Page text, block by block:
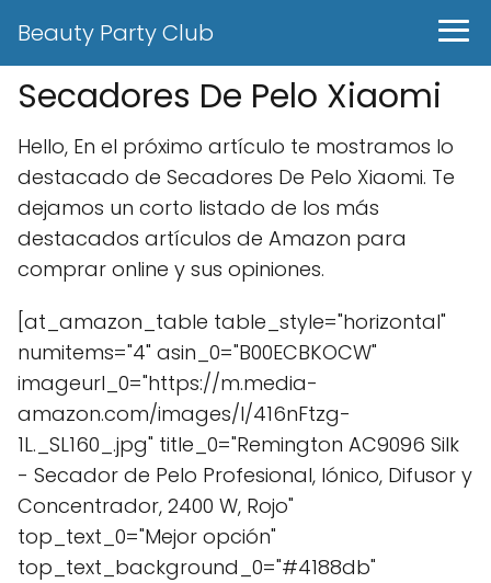
Beauty Party Club
Secadores De Pelo Xiaomi
Hello, En el próximo artículo te mostramos lo
destacado de Secadores De Pelo Xiaomi. Te
dejamos un corto listado de los más
destacados artículos de Amazon para
comprar online y sus opiniones.
[at_amazon_table table_style="horizontal"
numitems="4" asin_0="B00ECBKOCW"
imageurl_0="https://m.media-
amazon.com/images/I/416nFtzg-
1L._SL160_.jpg" title_0="Remington AC9096 Silk
- Secador de Pelo Profesional, Iónico, Difusor y
Concentrador, 2400 W, Rojo"
top_text_0="Mejor opción"
top_text_background_0="#4188db"